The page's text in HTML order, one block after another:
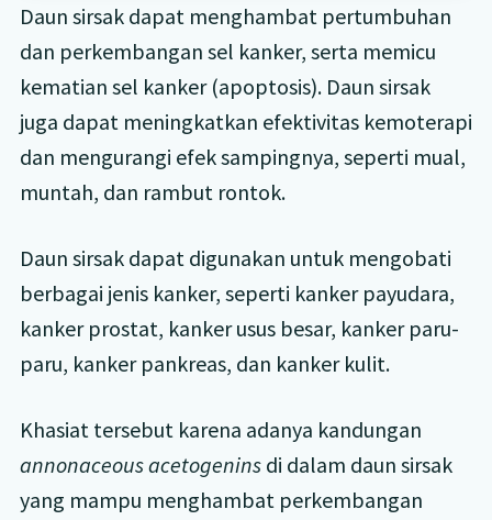
Daun sirsak dapat menghambat pertumbuhan
dan perkembangan sel kanker, serta memicu
kematian sel kanker (apoptosis). Daun sirsak
juga dapat meningkatkan efektivitas kemoterapi
dan mengurangi efek sampingnya, seperti mual,
muntah, dan rambut rontok.
Daun sirsak dapat digunakan untuk mengobati
berbagai jenis kanker, seperti kanker payudara,
kanker prostat, kanker usus besar, kanker paru-
paru, kanker pankreas, dan kanker kulit.
Khasiat tersebut karena adanya kandungan
annonaceous acetogenins di dalam daun sirsak
yang mampu menghambat perkembangan